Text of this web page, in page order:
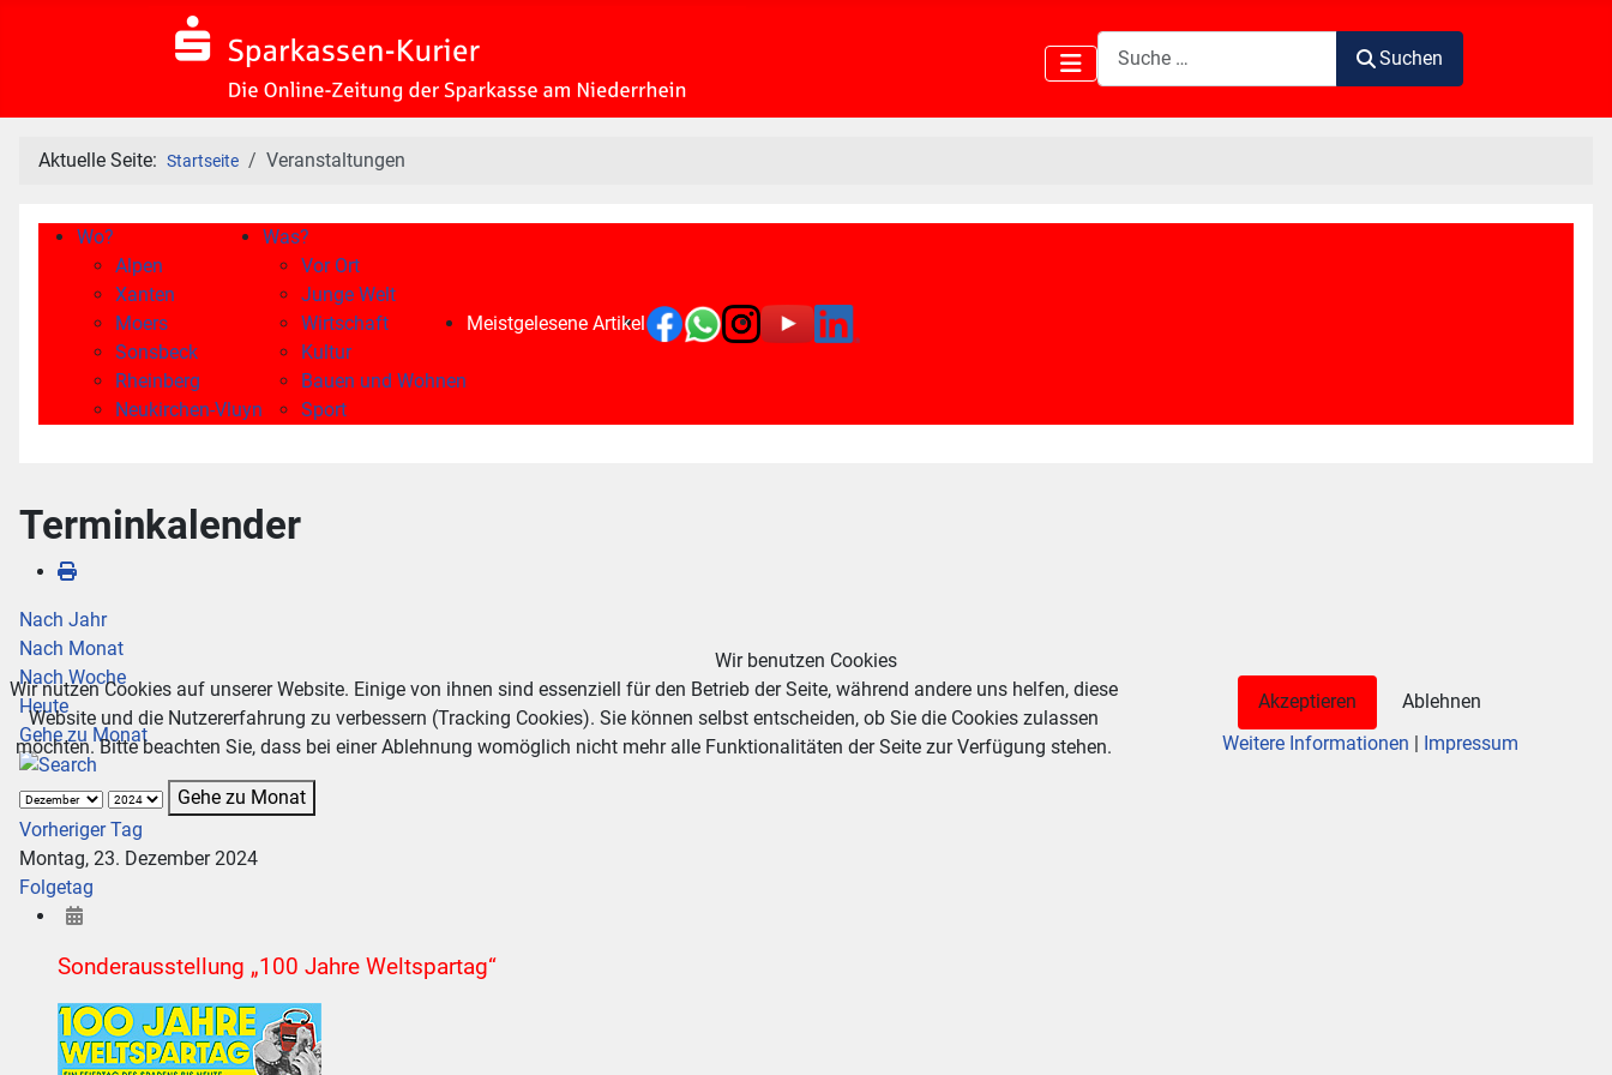
Suchen
Suchen
Aktuelle Seite: Startseite Veranstaltungen
Wo?
Alpen
Xanten
Moers
Sonsbeck
Rheinberg
Neukirchen-Vluyn
Was?
Vor Ort
Junge Welt
Wirtschaft
Kultur
Bauen und Wohnen
Sport
Meistgelesene Artikel
Terminkalender
Nach Jahr
Nach Monat
Nach Woche
Heute
Gehe zu Monat
Gehe zu Monat
Vorheriger Tag
Montag, 23. Dezember 2024
Folgetag
Sonderausstellung „100 Jahre Weltspartag“
Wir benutzen Cookies
Wir nutzen Cookies auf unserer Website. Einige von ihnen sind essenziell für den Betrieb der Seite, während andere uns helfen, diese
Website und die Nutzererfahrung zu verbessern (Tracking Cookies). Sie können selbst entscheiden, ob Sie die Cookies zulassen
möchten. Bitte beachten Sie, dass bei einer Ablehnung womöglich nicht mehr alle Funktionalitäten der Seite zur Verfügung stehen.
Akzeptieren
Ablehnen
Weitere Informationen | Impressum